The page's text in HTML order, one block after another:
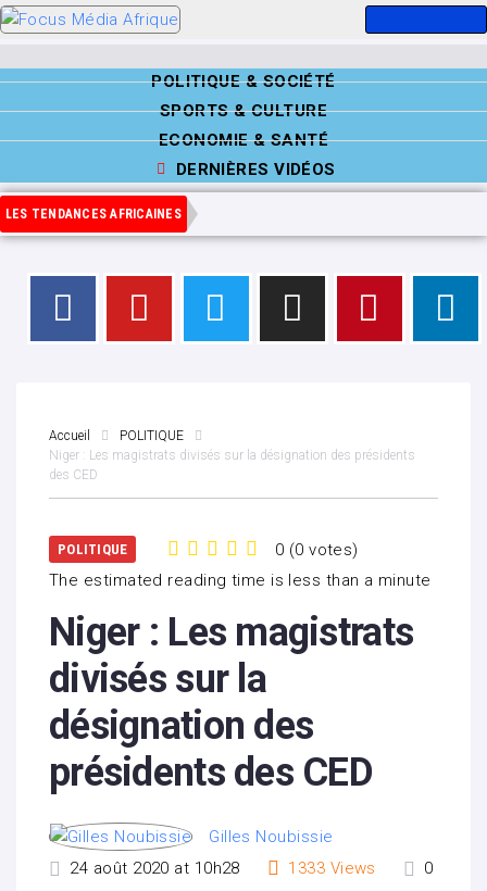
POLITIQUE & SOCIÉTÉ
SPORTS & CULTURE
ECONOMIE & SANTÉ
DERNIÈRES VIDÉOS
LES TENDANCES AFRICAINES
Accueil
POLITIQUE
Niger : Les magistrats divisés sur la désignation des présidents
des CED
POLITIQUE 0 (0 votes)
The estimated reading time is less than a minute
Niger : Les magistrats
divisés sur la
désignation des
présidents des CED
Gilles Noubissie
24 août 2020 at 10h28
1333 Views 0